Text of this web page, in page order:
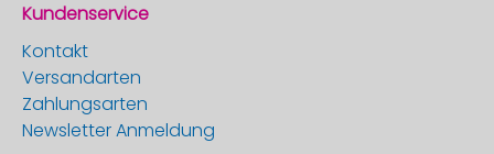
Kundenservice
Kontakt
Versandarten
Zahlungsarten
Newsletter Anmeldung